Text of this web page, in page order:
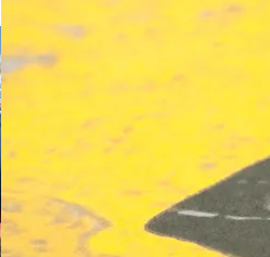
Castor stoppen!
@castorstoppen.bsky.social
⋅
Gegen 23.20 Uhr ist der
12. Castortransport im
Kreuz Holz abgebogen
Richtung Neuss auf die
A46 - castor-
stoppen.de/ticker/#route
#atommüll #castor